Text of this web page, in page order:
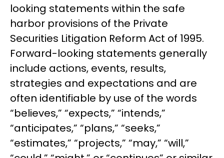
looking statements within the safe
harbor provisions of the Private
Securities Litigation Reform Act of 1995.
Forward-looking statements generally
include actions, events, results,
strategies and expectations and are
often identifiable by use of the words
“believes,” “expects,” “intends,”
“anticipates,” “plans,” “seeks,”
“estimates,” “projects,” “may,” “will,”